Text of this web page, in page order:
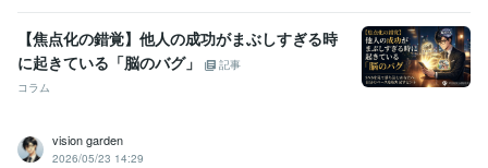
【焦点化の錯覚】他人の成功がまぶしすぎる時
に起きている「脳のバグ」
記事
コラム
vision garden
2026/05/23 14:29